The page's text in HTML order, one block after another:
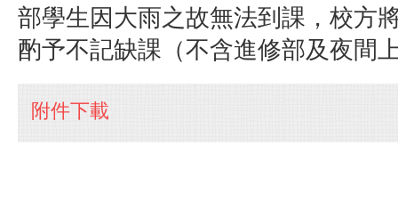
部學生因大雨之故無法到課，校方
酌予不記缺課（不含進修部及夜間
附件下載